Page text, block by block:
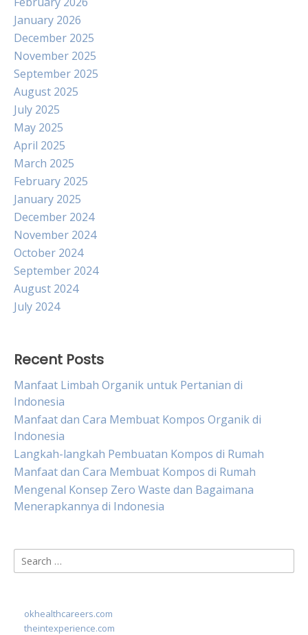
January 2026
December 2025
November 2025
September 2025
August 2025
July 2025
May 2025
April 2025
March 2025
February 2025
January 2025
December 2024
November 2024
October 2024
September 2024
August 2024
July 2024
Recent Posts
Manfaat Limbah Organik untuk Pertanian di
Indonesia
Manfaat dan Cara Membuat Kompos Organik di
Indonesia
Langkah-langkah Pembuatan Kompos di Rumah
Manfaat dan Cara Membuat Kompos di Rumah
Mengenal Konsep Zero Waste dan Bagaimana
Menerapkannya di Indonesia
Search
for:
okhealthcareers.com
theintexperience.com